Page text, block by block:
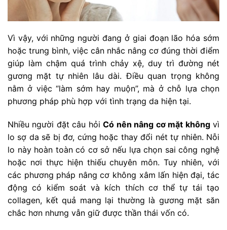
Vì vậy, với những người đang ở giai đoạn lão hóa sớm
hoặc trung bình, việc cân nhắc nâng cơ đúng thời điểm
giúp làm chậm quá trình chảy xệ, duy trì đường nét
gương mặt tự nhiên lâu dài. Điều quan trọng không
nằm ở việc “làm sớm hay muộn”, mà ở chỗ lựa chọn
phương pháp phù hợp với tình trạng da hiện tại.
Nhiều người đặt câu hỏiCó nên nâng cơ mặt khôngvì
lo sợ da sẽ bị đơ, cứng hoặc thay đổi nét tự nhiên. Nỗi
lo này hoàn toàn có cơ sở nếu lựa chọn sai công nghệ
hoặc nơi thực hiện thiếu chuyên môn. Tuy nhiên, với
các phương pháp nâng cơ không xâm lấn hiện đại, tác
động có kiểm soát và kích thích cơ thể tự tái tạo
collagen, kết quả mang lại thường là gương mặt săn
chắc hơn nhưng vẫn giữ được thần thái vốn có.